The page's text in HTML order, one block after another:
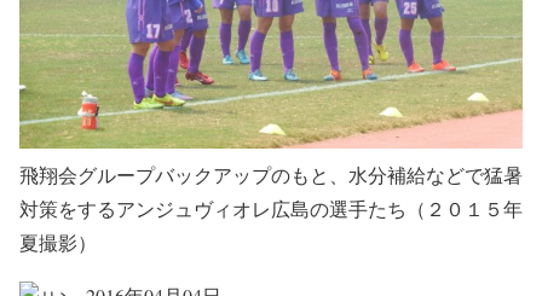
飛翔会グループバックアップのもと、水分補給などで猛暑
対策をするアンジュヴィオレ広島の選手たち（２０１５年
夏撮影）